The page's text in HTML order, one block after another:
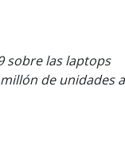
sobre las laptops
de unidades